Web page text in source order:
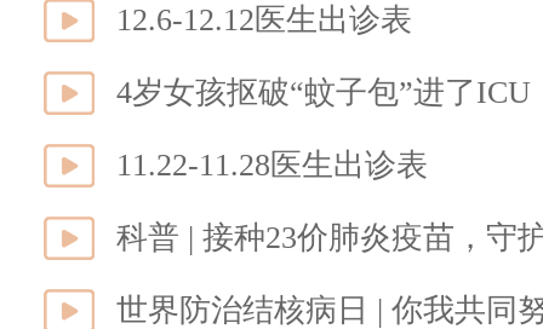
12.6-12.12医生出诊表
11.22-11.28医生出诊表
科普 | 接种23价肺炎疫苗，守
世界防治结核病日 | 你我共同